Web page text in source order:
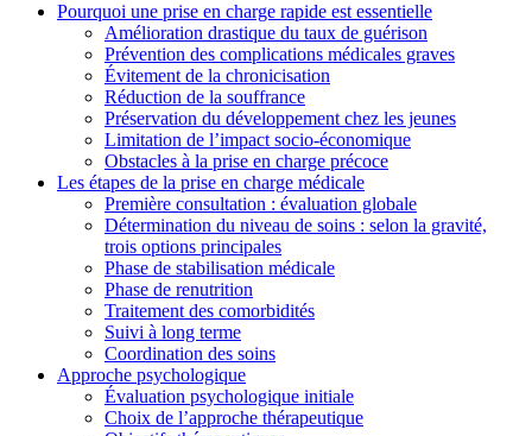
Pourquoi une prise en charge rapide est essentielle
Amélioration drastique du taux de guérison
Prévention des complications médicales graves
Évitement de la chronicisation
Réduction de la souffrance
Préservation du développement chez les jeunes
Limitation de l’impact socio-économique
Obstacles à la prise en charge précoce
Les étapes de la prise en charge médicale
Première consultation : évaluation globale
Détermination du niveau de soins : selon la gravité,
trois options principales
Phase de stabilisation médicale
Phase de renutrition
Traitement des comorbidités
Suivi à long terme
Coordination des soins
Approche psychologique
Évaluation psychologique initiale
Choix de l’approche thérapeutique